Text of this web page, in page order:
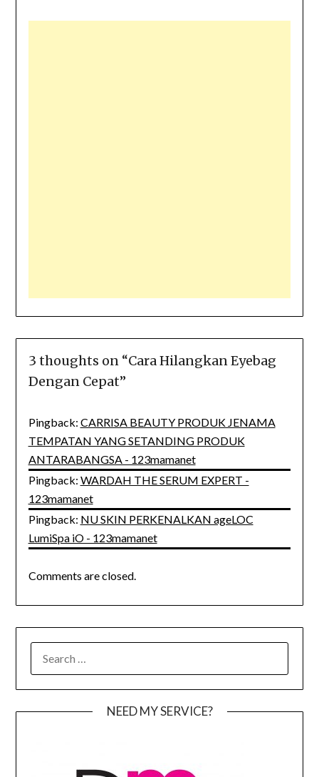
3 thoughts on “Cara Hilangkan Eyebag
Dengan Cepat”
Pingback: CARRISA BEAUTY PRODUK JENAMA
TEMPATAN YANG SETANDING PRODUK
ANTARABANGSA - 123mamanet
Pingback: WARDAH THE SERUM EXPERT -
123mamanet
Pingback: NU SKIN PERKENALKAN ageLOC
LumiSpa iO - 123mamanet
Comments are closed.
FOR:
NEED MY SERVICE?